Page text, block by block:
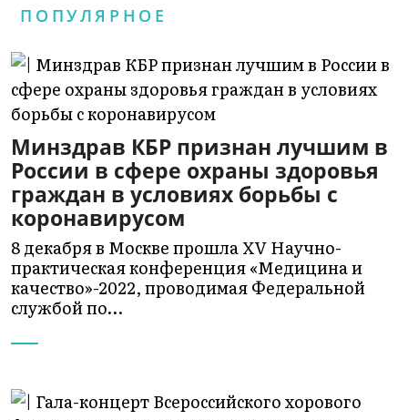
ПОПУЛЯРНОЕ
Минздрав КБР признан лучшим в
России в сфере охраны здоровья
граждан в условиях борьбы с
коронавирусом
8 декабря в Москве прошла XV Научно-
практическая конференция «Медицина и
качество»-2022, проводимая Федеральной
службой по…